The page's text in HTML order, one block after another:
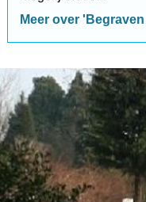
Meer over